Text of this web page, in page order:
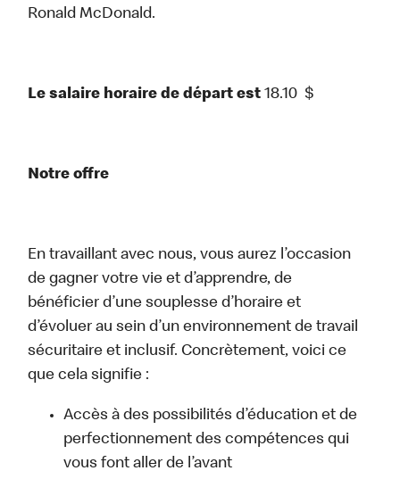
Ronald McDonald.
Le salaire horaire de départ est 18.10 $
Notre offre
En travaillant avec nous, vous aurez l’occasion
de gagner votre vie et d’apprendre, de
bénéficier d’une souplesse d’horaire et
d’évoluer au sein d’un environnement de travail
sécuritaire et inclusif. Concrètement, voici ce
que cela signifie :
Accès à des possibilités d’éducation et de
perfectionnement des compétences qui
vous font aller de l’avant